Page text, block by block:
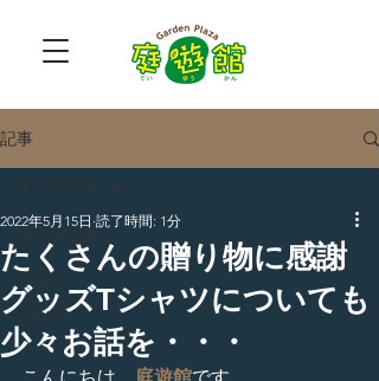
記事
ブログ
NEWS
たくさんの贈り物に感謝
グッズTシャツについても
少々お話を・・・
2022年5月15日 読了時間: 1分